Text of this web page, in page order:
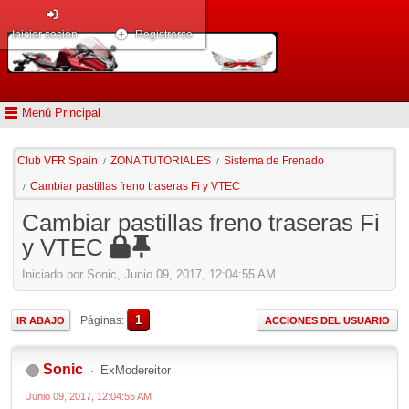
Menú Principal
Iniciar sesión Registrarse
Club VFR Spain / ZONA TUTORIALES / Sistema de Frenado
/ Cambiar pastillas freno traseras Fi y VTEC
Cambiar pastillas freno traseras Fi
y VTEC
Iniciado por Sonic, Junio 09, 2017, 12:04:55 AM
IR ABAJO Páginas 1 ACCIONES DEL USUARIO
Sonic ExModereitor
Junio 09, 2017, 12:04:55 AM